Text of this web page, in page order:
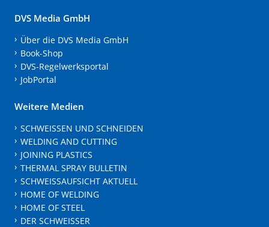
DVS Media GmbH
Über die DVS Media GmbH
Book-Shop
DVS-Regelwerksportal
JobPortal
Weitere Medien
SCHWEISSEN UND SCHNEIDEN
WELDING AND CUTTING
JOINING PLASTICS
THERMAL SPRAY BULLETIN
SCHWEISSAUFSICHT AKTUELL
HOME OF WELDING
HOME OF STEEL
DER SCHWEISSER